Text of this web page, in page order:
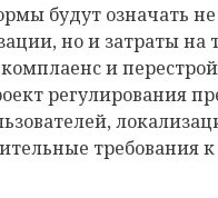
будут означать не
но и затраты на
и
регулирования
требования к